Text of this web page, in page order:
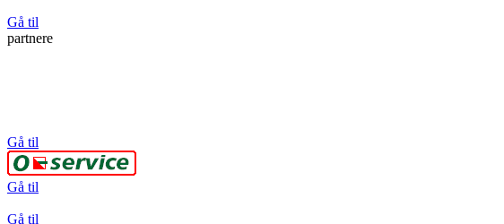
Gå til
partnere
Gå til
Gå til
Gå til